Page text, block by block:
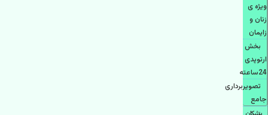
ویژه ی
زنان و
زایمان
بخش
ارتوپدی
24ساعته
تصویربرداری
جامع